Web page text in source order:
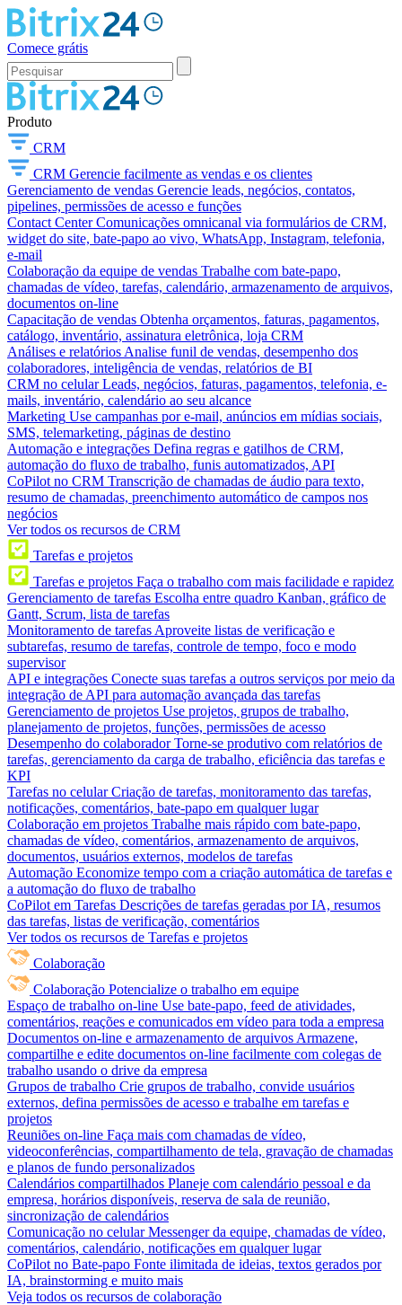
Comece grátis
Produto
CRM
CRM Gerencie facilmente as vendas e os clientes
Gerenciamento de vendas Gerencie leads, negócios, contatos,
pipelines, permissões de acesso e funções
Contact Center Comunicações omnicanal via formulários de CRM,
widget do site, bate-papo ao vivo, WhatsApp, Instagram, telefonia,
e-mail
Colaboração da equipe de vendas Trabalhe com bate-papo,
chamadas de vídeo, tarefas, calendário, armazenamento de arquivos,
documentos on-line
Capacitação de vendas Obtenha orçamentos, faturas, pagamentos,
catálogo, inventário, assinatura eletrônica, loja CRM
Análises e relatórios Analise funil de vendas, desempenho dos
colaboradores, inteligência de vendas, relatórios de BI
CRM no celular Leads, negócios, faturas, pagamentos, telefonia, e-
mails, inventário, calendário ao seu alcance
Marketing Use campanhas por e-mail, anúncios em mídias sociais,
SMS, telemarketing, páginas de destino
Automação e integrações Defina regras e gatilhos de CRM,
automação do fluxo de trabalho, funis automatizados, API
CoPilot no CRM Transcrição de chamadas de áudio para texto,
resumo de chamadas, preenchimento automático de campos nos
negócios
Ver todos os recursos de CRM
Tarefas e projetos
Tarefas e projetos Faça o trabalho com mais facilidade e rapidez
Gerenciamento de tarefas Escolha entre quadro Kanban, gráfico de
Gantt, Scrum, lista de tarefas
Monitoramento de tarefas Aproveite listas de verificação e
subtarefas, resumo de tarefas, controle de tempo, foco e modo
supervisor
API e integrações Conecte suas tarefas a outros serviços por meio da
integração de API para automação avançada das tarefas
Gerenciamento de projetos Use projetos, grupos de trabalho,
planejamento de projetos, funções, permissões de acesso
Desempenho do colaborador Torne-se produtivo com relatórios de
tarefas, gerenciamento da carga de trabalho, eficiência das tarefas e
KPI
Tarefas no celular Criação de tarefas, monitoramento das tarefas,
notificações, comentários, bate-papo em qualquer lugar
Colaboração em projetos Trabalhe mais rápido com bate-papo,
chamadas de vídeo, comentários, armazenamento de arquivos,
documentos, usuários externos, modelos de tarefas
Automação Economize tempo com a criação automática de tarefas e
a automação do fluxo de trabalho
CoPilot em Tarefas Descrições de tarefas geradas por IA, resumos
das tarefas, listas de verificação, comentários
Ver todos os recursos de Tarefas e projetos
Colaboração
Colaboração Potencialize o trabalho em equipe
Espaço de trabalho on-line Use bate-papo, feed de atividades,
comentários, reações e comunicados em vídeo para toda a empresa
Documentos on-line e armazenamento de arquivos Armazene,
compartilhe e edite documentos on-line facilmente com colegas de
trabalho usando o drive da empresa
Grupos de trabalho Crie grupos de trabalho, convide usuários
externos, defina permissões de acesso e trabalhe em tarefas e
projetos
Reuniões on-line Faça mais com chamadas de vídeo,
videoconferências, compartilhamento de tela, gravação de chamadas
e planos de fundo personalizados
Calendários compartilhados Planeje com calendário pessoal e da
empresa, horários disponíveis, reserva de sala de reunião,
sincronização de calendários
Comunicação no celular Messenger da equipe, chamadas de vídeo,
comentários, calendário, notificações em qualquer lugar
CoPilot no Bate-papo Fonte ilimitada de ideias, textos gerados por
IA, brainstorming e muito mais
Veja todos os recursos de colaboração